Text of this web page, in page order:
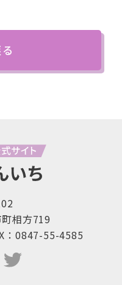
相方719
：0847-55-4585